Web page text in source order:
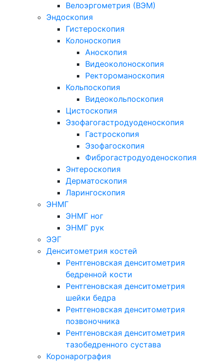
Велоэргометрия (ВЭМ)
Эндоскопия
Гистероскопия
Колоноскопия
Аноскопия
Видеоколоноскопия
Ректороманоскопия
Кольпоскопия
Видеокольпоскопия
Цистоскопия
Эзофагогастродуоденоскопия
Гастроскопия
Эзофагоскопия
Фиброгастродуоденоскопия
Энтероскопия
Дерматоскопия
Ларингоскопия
ЭНМГ
ЭНМГ ног
ЭНМГ рук
ЭЭГ
Денситометрия костей
Рентгеновская денситометрия
бедренной кости
Рентгеновская денситометрия
шейки бедра
Рентгеновская денситометрия
позвоночника
Рентгеновская денситометрия
тазобедренного сустава
Коронарография